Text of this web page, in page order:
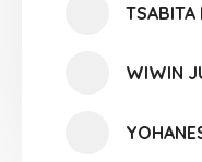
TSABITA
WIWIN